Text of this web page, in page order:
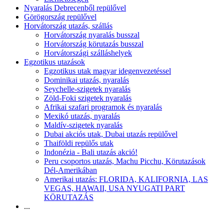
Nyaralás Debrecenből repülővel
Görögország repülővel
Horvátország utazás, szállás
Horvátország nyaralás busszal
Horvátország körutazás busszal
Horvátországi szálláshelyek
Egzotikus utazások
Egzotikus utak magyar idegenvezetéssel
Dominikai utazás, nyaralás
Seychelle-szigetek nyaralás
Zöld-Foki szigetek nyaralás
Afrikai szafari programok és nyaralás
Mexikó utazás, nyaralás
Maldív-szigetek nyaralás
Dubai akciós utak, Dubai utazás repülővel
Thaiföldi repülős utak
Indonézia - Bali utazás akció!
Peru csoportos utazás, Machu Picchu, Körutazások
Dél-Amerikában
Amerikai utazás: FLORIDA, KALIFORNIA, LAS
VEGAS, HAWAII, USA NYUGATI PART
KÖRUTAZÁS
...